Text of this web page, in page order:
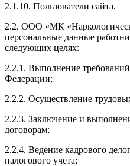
2.1.10. Пользователи сайта.
2.2. ООО «МК
персональные данные
следующих целях:
2.2.1. Выполнение требований
Федерации;
2.2.2. Осуществление
2.2.3. Заключение и
договорам;
2.2.4. Ведение кадрового
налогового учета;